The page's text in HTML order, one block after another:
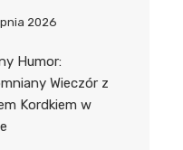
2026
Humor:
Wieczór z
Kordkiem w